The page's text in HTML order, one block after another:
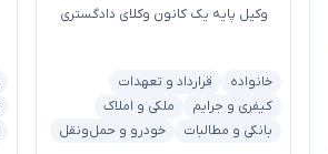
وکیل پایه یک کانون وکلای دادگستری
خانواده
قرارداد و تعهدات
کیفری و جرایم
ملکی و املاک
بانکی و مطالبات
خودرو و حمل‌ونقل